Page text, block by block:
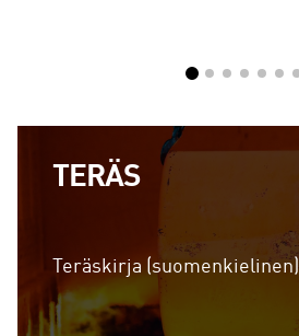
TERÄS
Teräskirja (suomenkielinen)